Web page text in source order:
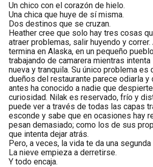
Un chico con el corazón de hielo.
Una chica que huye de sí misma.
Dos destinos que se cruzan.
Heather cree que solo hay tres cosas
atraer problemas, salir huyendo y
termina en Alaska, en un pequeño
trabajando de camarera mientras intenta
nueva y tranquila. Su único problema es
dueños del restaurante parece odiarla y
antes ha conocido a nadie que
curiosidad. Nilak es reservado, frío y
puede ver a través de todas las capas
esconde y sabe que en ocasiones hay
pesan demasiado; como los de sus
que intenta dejar atrás.
Pero, a veces, la vida te da una
La nieve empieza a derretirse.
Y todo encaja.